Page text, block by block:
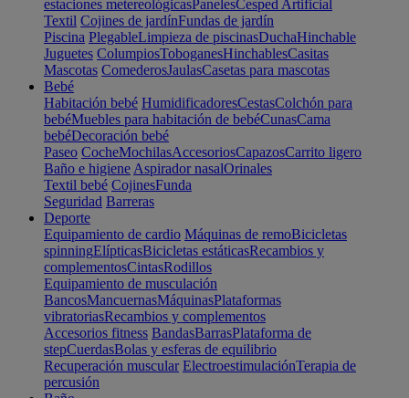
estaciones metereológicasPanelesCesped Artificial
Textil Cojines de jardínFundas de jardín
Piscina PlegableLimpieza de piscinasDuchaHinchable
Juguetes ColumpiosToboganesHinchablesCasitas
Mascotas ComederosJaulasCasetas para mascotas
Bebé
Habitación bebé HumidificadoresCestasColchón para
bebéMuebles para habitación de bebéCunasCama
bebéDecoración bebé
Paseo CocheMochilasAccesoriosCapazosCarrito ligero
Baño e higiene Aspirador nasalOrinales
Textil bebé CojinesFunda
Seguridad Barreras
Deporte
Equipamiento de cardio Máquinas de remoBicicletas
spinningElípticasBicicletas estáticasRecambios y
complementosCintasRodillos
Equipamiento de musculación
BancosMancuernasMáquinasPlataformas
vibratoriasRecambios y complementos
Accesorios fitness BandasBarrasPlataforma de
stepCuerdasBolas y esferas de equilibrio
Recuperación muscular ElectroestimulaciónTerapia de
percusión